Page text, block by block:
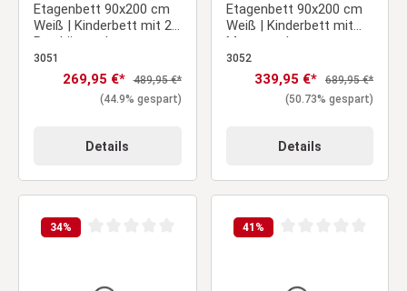
Etagenbett 90x200 cm
Weiß | Kinderbett mit 2
Bettkästen |
Rausfallschutz |
Umbaubar | Holz massiv
3051
Verkaufspreis:
269,95 €* Regulärer Preis:
489,95 €*
(44.9% gespart)
Details
Etagenbett 90x200 cm
Weiß | Kinderbett mit
Matratze |
Rausfallschutz |
Umbaubar | mit
Lattenrost | Holz
3052
Verkaufspreis:
339,95 €* Regulärer Preis:
689,95 €*
(50.73% gespart)
Details
34% 41 %